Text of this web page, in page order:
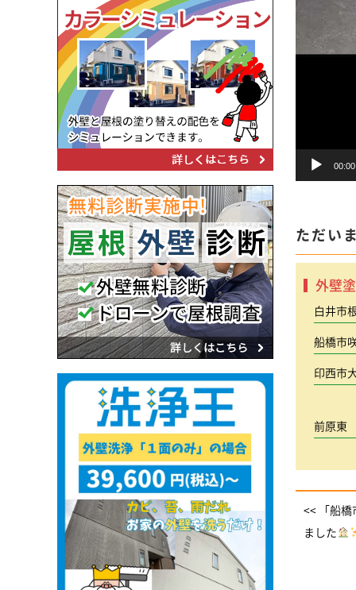
00:00
ただい
外壁
白井市
船橋市
印西市
前原東
<< 「船橋
ました